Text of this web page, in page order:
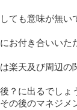
ても意味が無い
にお付き合いいた
楽天及び周辺の
？に出るでしょ
の後のマネジメ